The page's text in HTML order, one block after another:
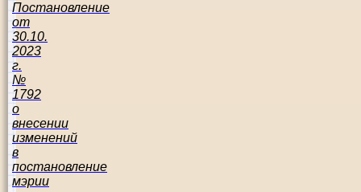
Постановление
от
30.10.
2023
г.
№
1792
о
внесении
изменений
в
постановление
мэрии